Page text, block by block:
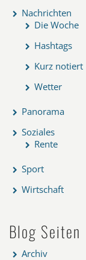
Nachrichten
Die Woche
Hashtags
Kurz notiert
Wetter
Panorama
Soziales
Rente
Sport
Wirtschaft
Blog Seiten
Archiv